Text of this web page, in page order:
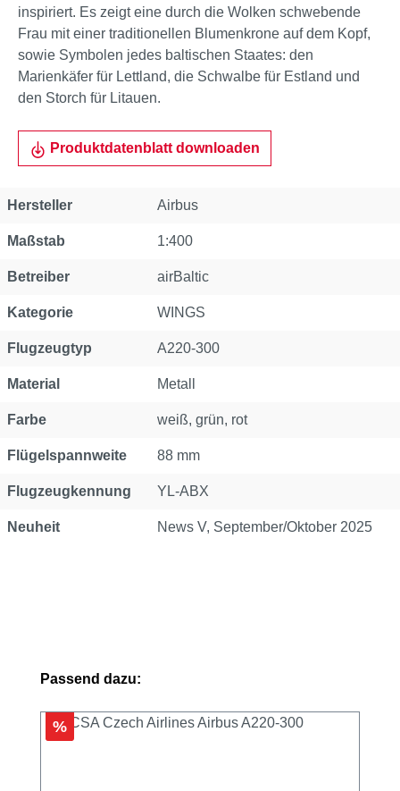
inspiriert. Es zeigt eine durch die Wolken schwebende
Frau mit einer traditionellen Blumenkrone auf dem Kopf,
sowie Symbolen jedes baltischen Staates: den
Marienkäfer für Lettland, die Schwalbe für Estland und
den Storch für Litauen.
Produktdatenblatt downloaden
Eigenschaft
Hersteller Airbus
Maßstab 1:400
Betreiber airBaltic
Kategorie WINGS
Flugzeugtyp A220-300
Material Metall
Farbe weiß, grün, rot
Flügelspannweite 88 mm
Flugzeugkennung YL-ABX
Neuheit News V, September/Oktober 2025
Produktgalerie überspringen
Passend dazu:
%